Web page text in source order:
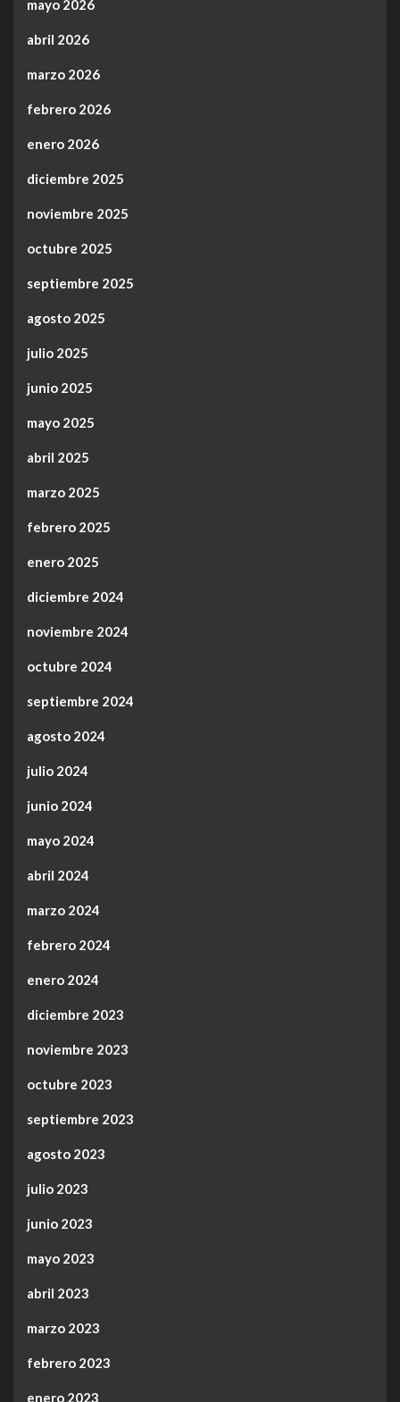
mayo 2026
abril 2026
marzo 2026
febrero 2026
enero 2026
diciembre 2025
noviembre 2025
octubre 2025
septiembre 2025
agosto 2025
julio 2025
junio 2025
mayo 2025
abril 2025
marzo 2025
febrero 2025
enero 2025
diciembre 2024
noviembre 2024
octubre 2024
septiembre 2024
agosto 2024
julio 2024
junio 2024
mayo 2024
abril 2024
marzo 2024
febrero 2024
enero 2024
diciembre 2023
noviembre 2023
octubre 2023
septiembre 2023
agosto 2023
julio 2023
junio 2023
mayo 2023
abril 2023
marzo 2023
febrero 2023
enero 2023